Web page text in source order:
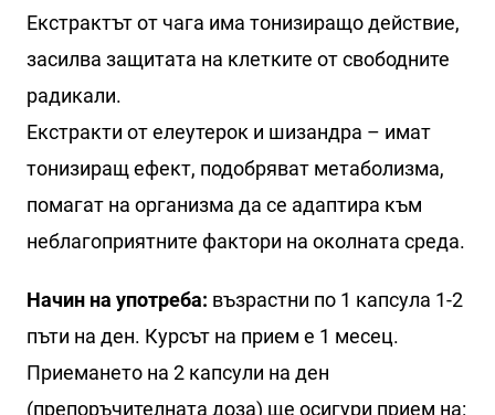
Екстрактът от чага има тонизиращо действие,
засилва защитата на клетките от свободните
радикали.
Екстракти от елеутерок и шизандра – имат
тонизиращ ефект, подобряват метаболизма,
помагат на организма да се адаптира към
неблагоприятните фактори на околната среда.
Начин на употреба: възрастни по 1 капсула 1-2
пъти на ден. Курсът на прием е 1 месец.
Приемането на 2 капсули на ден
(препоръчителната доза) ще осигури прием на: